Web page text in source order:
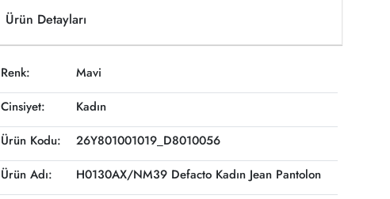
Ürün Detayları
Renk:
Mavi
Cinsiyet:
Kadın
Ürün Kodu:
26Y801001019_D8010056
Ürün Adı:
H0130AX/NM39 Defacto Kadın Jean Pantolon